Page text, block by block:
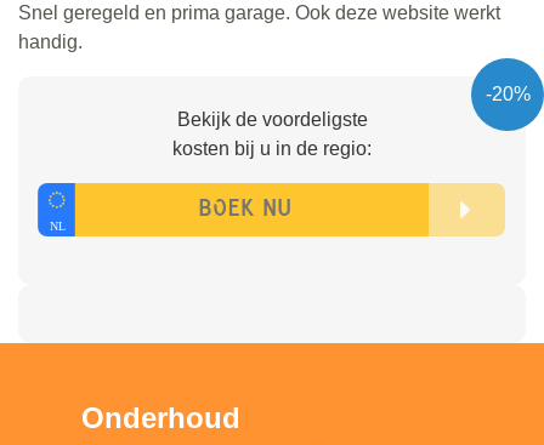
Snel geregeld en prima garage. Ook deze website werkt
handig.
-20%
Bekijk de voordeligste
kosten bij u in de regio:
Onderhoud